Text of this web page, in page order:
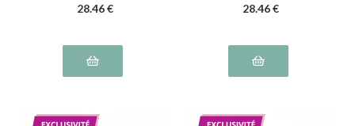
Pamplemousse AG005
28.46 €
NS011 - Caramel beurre
28.46 €